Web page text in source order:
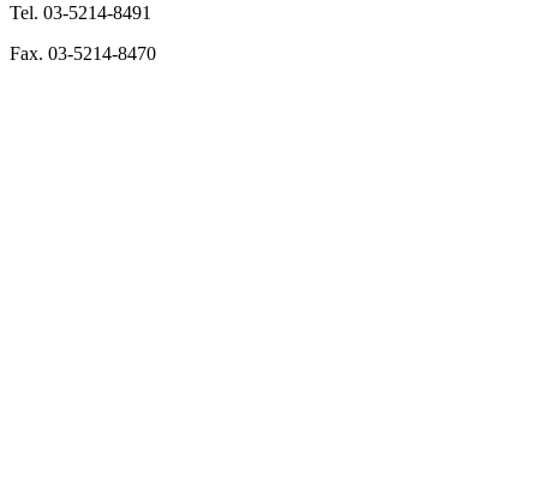
Tel. 03-5214-8491
Fax. 03-5214-8470